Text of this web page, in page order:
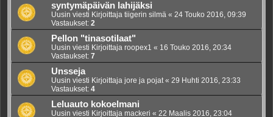
syntymäpäivän lahijäksi
Uusin viesti Kirjoittaja tiigerin silmä « 24 Touko 2016, 09:39
Vastaukset: 2
Pellon "tinasotilaat"
Uusin viesti Kirjoittaja roopex1 « 16 Touko 2016, 20:34
Vastaukset: 7
Unsseja
Uusin viesti Kirjoittaja jore ja pojat« 29 Huhti 2016, 23:33
Vastaukset: 4
Leluauto kokoelmani
Uusin viesti Kirjoittaja mackeri « 22 Maalis 2016, 23:04